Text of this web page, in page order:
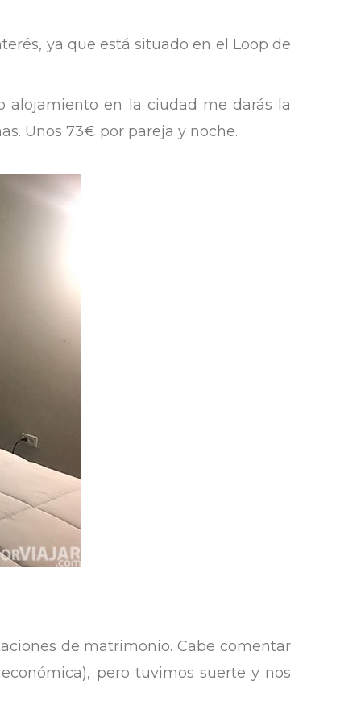
ya que está situado en el Loop de
en la ciudad me darás la
Unos 73€ por pareja y noche.
de matrimonio. Cabe comentar
pero tuvimos suerte y nos